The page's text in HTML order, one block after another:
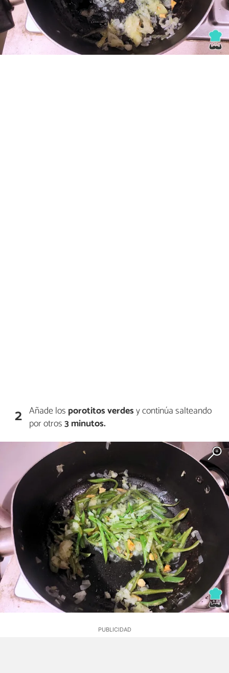
2 Añade los porotitos verdesy continúa salteando
por otros3 minutos.